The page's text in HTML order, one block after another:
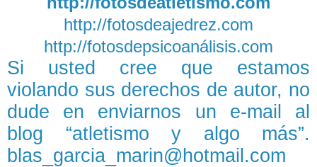
http://fotosdeajedrez.com
http://fotosdepsicoanálisis.com
Si usted cree que estamos
violando sus derechos de autor, no
dude en enviarnos un e-mail al
blog “atletismo y algo más”.
blas_garcia_marin@hotmail.com